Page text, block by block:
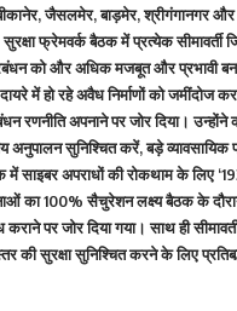
जैसलमेर, बाड़मेर,
फ्रेमवर्क बैठक में प्रत्येक सीमावर्ती
को और अधिक मजबूत और प्रभावी
में हो रहे अवैध निर्माणों को
रणनीति अपनाने पर जोर दिया।
अनुपालन सुनिश्चित करें, बड़े
अपराधों की रोकथाम के लिए
का 100% सैचुरेशन लक्ष्य बैठक के
पर जोर दिया गया। साथ ही
की सुरक्षा सुनिश्चित करने के लिए